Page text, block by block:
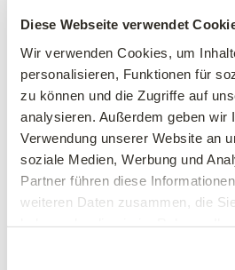
Diese Webseite verwendet
Wir verwenden Cookies, um
personalisieren, Funktionen für
zu können und die Zugriffe auf
analysieren. Außerdem geben wir
Verwendung unserer Website an
soziale Medien, Werbung und
Partner führen diese
weiteren Daten zusammen, die
19,99 €
3 Liter Topf